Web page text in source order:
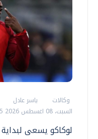
وكالات ياسر عادل
السبت، 08 اغسطس 2026 12:45 م
لوكاكو يسعى